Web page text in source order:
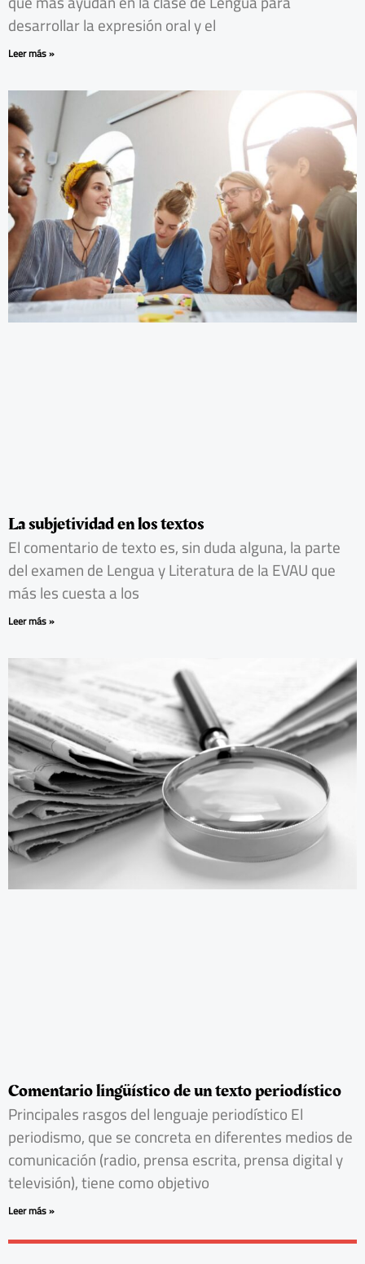
desarrollar la expresión oral y el
Leer más »
La subjetividad en los textos
El comentario de texto es, sin duda alguna, la parte
del examen de Lengua y Literatura de la EVAU que
más les cuesta a los
Leer más »
Comentario lingüístico de un texto periodístico
Principales rasgos del lenguaje periodístico El
periodismo, que se concreta en diferentes medios de
comunicación (radio, prensa escrita, prensa digital y
televisión), tiene como objetivo
Leer más »